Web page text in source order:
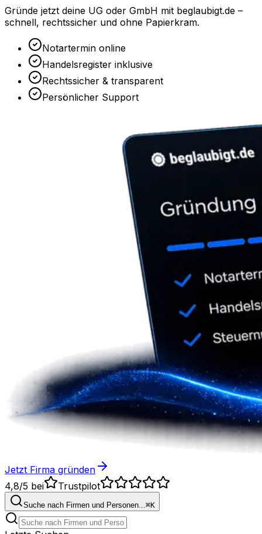
Gründe jetzt deine UG oder GmbH mit beglaubigt.de –
schnell, rechtssicher und ohne Papierkram.
Notartermin online
Handelsregister inklusive
Rechtssicher & transparent
Persönlicher Support
Jetzt Firma gründen
4,8/5 bei Trustpilot
Suche nach Firmen und Personen...⌘K